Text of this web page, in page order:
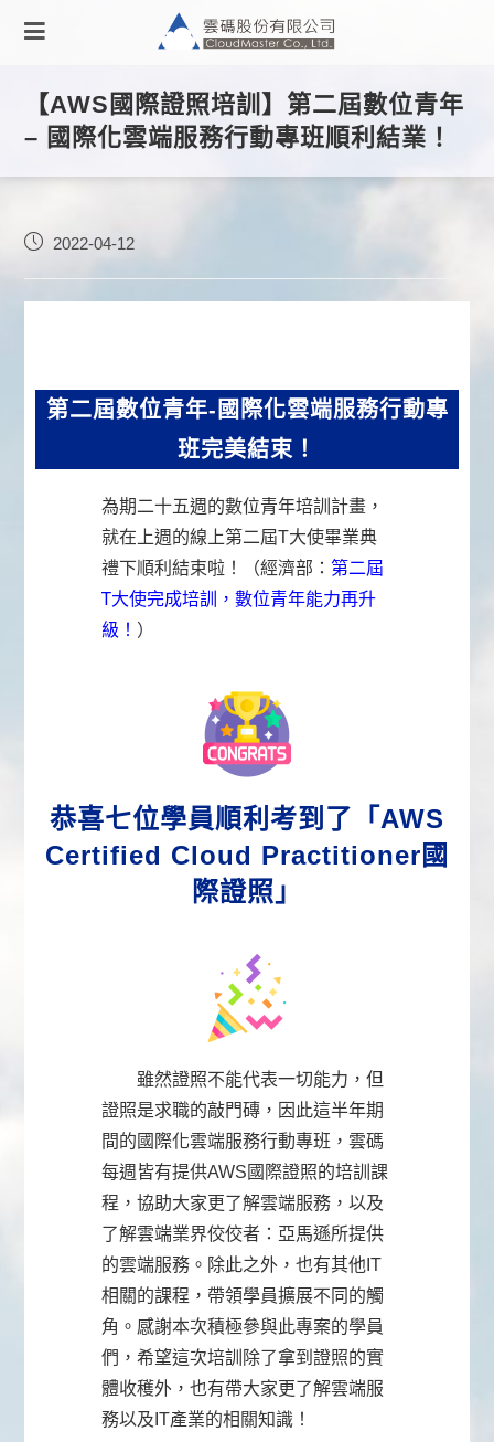
【AWS國際證照培訓】第二屆數位青年
– 國際化雲端服務行動專班順利結業！
2022-04-12
第二屆數位青年-國際化雲端服務行動專
班完美結束！
為期二十五週的數位青年培訓計畫，
就在上週的線上第二屆T大使畢業典
禮下順利結束啦！（經濟部：第二屆
T大使完成培訓，數位青年能力再升
級！ ）
恭喜七位學員順利考到了「AWS
Certified Cloud Practitioner國
際證照」
雖然證照不能代表一切能力，但
證照是求職的敲門磚，因此這半年期
間的國際化雲端服務行動專班，雲碼
每週皆有提供AWS國際證照的培訓課
程，協助大家更了解雲端服務，以及
了解雲端業界佼佼者：亞馬遜所提供
的雲端服務。除此之外，也有其他IT
相關的課程，帶領學員擴展不同的觸
角。感謝本次積極參與此專案的學員
們，希望這次培訓除了拿到證照的實
體收穫外，也有帶大家更了解雲端服
務以及IT產業的相關知識！